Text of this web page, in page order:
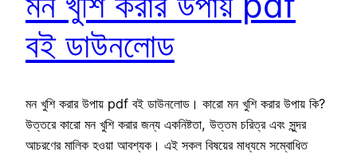
বই ডাউনলোড
মন খুশি করার উপায় pdf বই ডাউনলোড। কারো মন খুশি করার উপায় কি?
উত্তরে কারো মন খুশি করার জন্য একনিষ্টতা, উত্তম চরিত্র এবং সুন্দর
আচরণের মালিক হওয়া আবশ্যক। এই সকল বিষয়ের মাধ্যমে সম্বোধিত